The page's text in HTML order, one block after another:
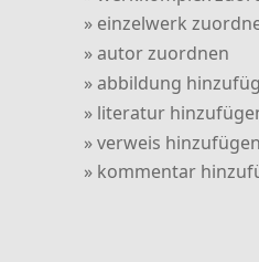
» einzelwerk
» autor zuordnen
» abbildung
» literatur
» verweis hinzufügen
» kommentar